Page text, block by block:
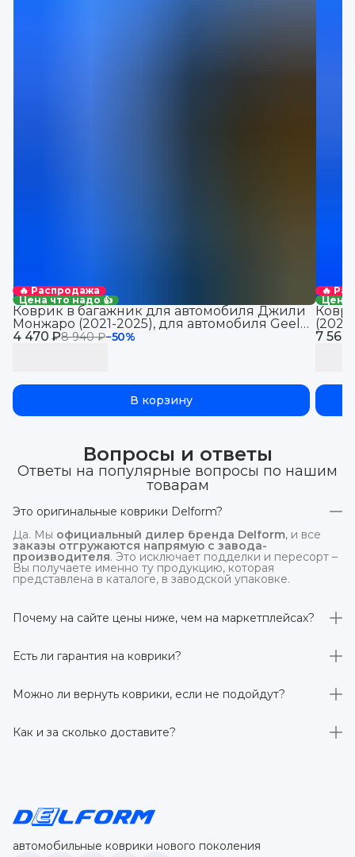
🔥 Распродажа
Цена что надо 👍
4 470 ₽8 940 ₽−50%
Коврик в багажник для автомобиля Джили
Монжаро (2021-2025), для автомобиля Geely
Monjaro, EVA 3D
В корзину
🔥
Цена
7 560
Вопросы и ответы
Ответы на популярные вопросы по нашим
товарам
Это оригинальные коврики Delform?
Да. Мы официальный дилер бренда Delform, и все
заказы отгружаются напрямую с завода-
производителя. Это исключает подделки и пересорт –
Вы получаете именно ту продукцию, которая
представлена в каталоге, в заводской упаковке.
Почему на сайте цены ниже, чем на маркетплейсах?
отгрузка идётнапрямую со склада производителя
без посредников.
Есть ли гарантия на коврики?
производителя 3 года. Если в течение этого срока
обнаружится производственный дефект – заменим
Можно ли вернуть коврики, если не подойдут?
заказанного дистанционно,без объяснения причин –
при условии сохранения товарного вида. Если коврик не
Как и за сколько доставите?
автомобильные коврики нового поколения